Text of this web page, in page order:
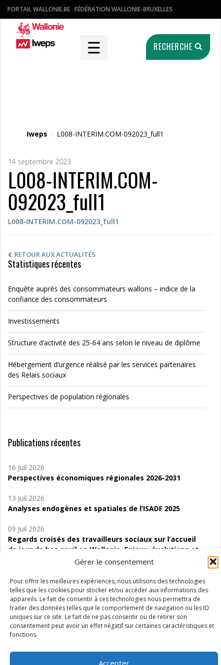
Gérer le consentement
Pour offrir les meilleures expériences, nous utilisons des technologies
telles que les cookies pour stocker et/ou accéder aux informations des
appareils. Le fait de consentir à ces technologies nous permettra de
traiter des données telles que le comportement de navigation ou les ID
uniques sur ce site. Le fait de ne pas consentir ou de retirer son
consentement peut avoir un effet négatif sur certaines caractéristiques et
fonctions.
Accepter
PORTAIL WALLONIE.BE FÉDÉRATION WALLONIE-BRUXELLES
☰ RECHERCHE
Iweps / L008-INTERIM.COM-092023_full1
14 septembre 2023
L008-INTERIM.COM-
092023_full1
L008-INTERIM.COM-092023_full1
RETOUR AUX ACTUALITÉS
Statistiques récentes
Enquête auprès des consommateurs wallons – indice de la
confiance des consommateurs
Investissements
Structure d’activité des 25-64 ans selon le niveau de diplôme
Hébergement d’urgence réalisé par les services partenaires
des Relais sociaux
Perspectives de population régionales
Publications récentes
16 Juil 2026
Perspectives économiques régionales 2026-2031
13 Juil 2026
Analyses endogènes et spatiales de l’ISADF 2025
09 Juil 2026
Regards croisés des travailleurs sociaux sur l’accueil
de jour de bas seuil en Wallonie. Enjeux, évolutions et
06 Juil 2026
Étude d’évaluabilité des Structures
d’accompagnement à l’autocréation d’emploi (SAACE)
01 Juil 2026
Pénurie du personnel infirmier :quels indicateurs
Wallonie ?